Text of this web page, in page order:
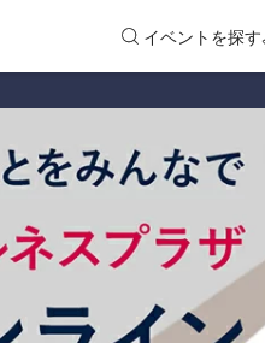
イベントを探す